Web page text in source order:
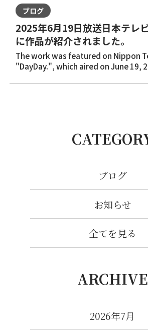
ブログ
2025年6月19日放送日本テレ
に作品が紹介されました。
The work was featured on Nippon
"DayDay.", which aired on June 19,
ブログ
お知らせ
全てを見る
ARCHIVE
2026年7月